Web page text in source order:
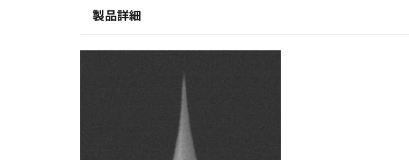
製品詳細